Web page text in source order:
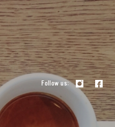
Follow us: